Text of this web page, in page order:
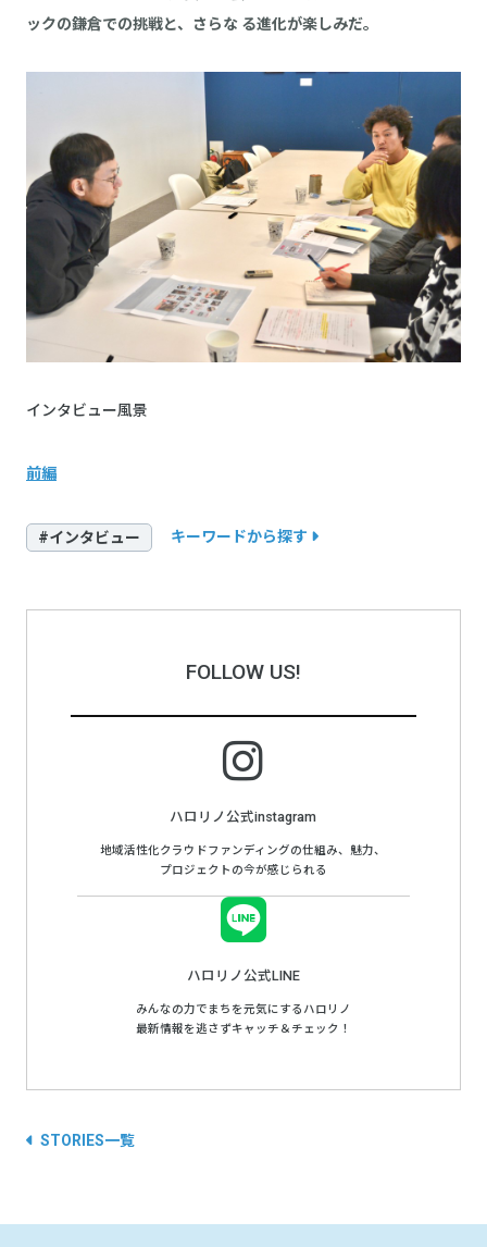
ックの鎌倉での挑戦と、さらな る進化が楽しみだ。
インタビュー風景
前編
#インタビュー キーワードから探す
FOLLOW US!
ハロリノ公式instagram
地域活性化クラウドファンディングの仕組み、魅力、
プロジェクトの今が感じられる
ハロリノ公式LINE
みんなの力でまちを元気にするハロリノ
最新情報を逃さずキャッチ＆チェック！
STORIES一覧